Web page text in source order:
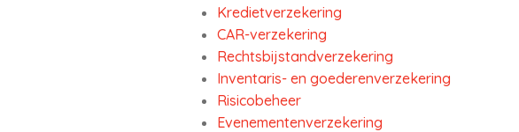
Kredietverzekering
CAR-verzekering
Rechtsbijstandverzekering
Inventaris- en goederenverzekering
Risicobeheer
Evenementenverzekering